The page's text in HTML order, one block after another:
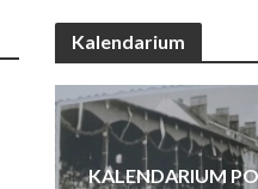
Kalendarium
KALENDARIUM